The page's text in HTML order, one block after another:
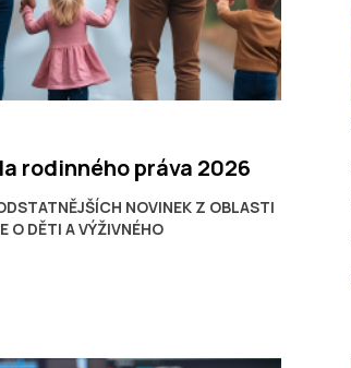
rodinného práva 2026
NOVINEK Z OBLASTI
O DĚTI A VÝŽIVNÉHO